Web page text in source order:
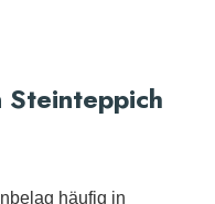
Steinteppich
häufig in